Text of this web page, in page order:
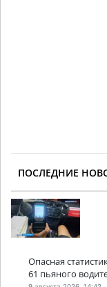
ПОСЛЕДНИЕ
Опасная
61 пьяного